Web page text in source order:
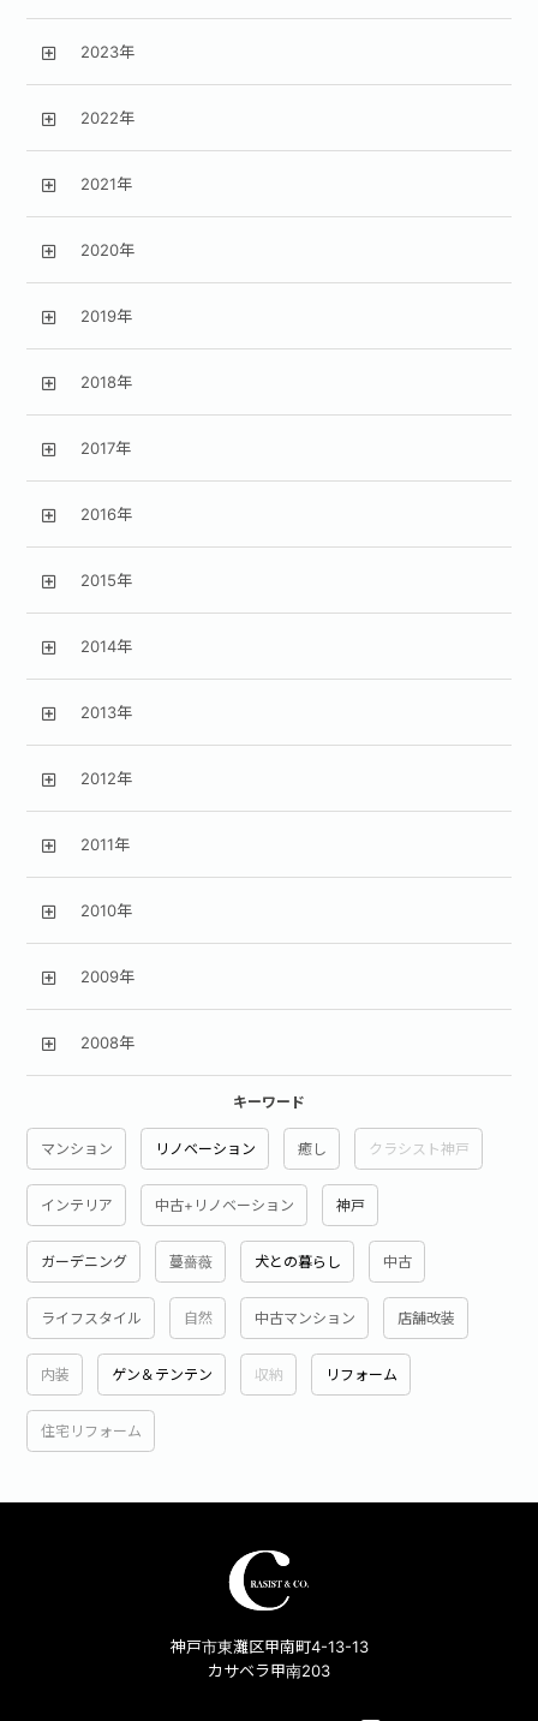
2023年
2022年
2021年
2020年
2019年
2018年
2017年
2016年
2015年
2014年
2013年
2012年
2011年
2010年
2009年
2008年
キーワード
マンション リノベーション 癒し クラシスト神戸
インテリア 中古+リノベーション 神戸
ガーデニング 蔓薔薇 犬との暮らし 中古
ライフスタイル 自然 中古マンション 店舗改装
内装 ゲン＆テンテン 収納 リフォーム
住宅リフォーム
神戸市東灘区甲南町4-13-13
カサベラ甲南203